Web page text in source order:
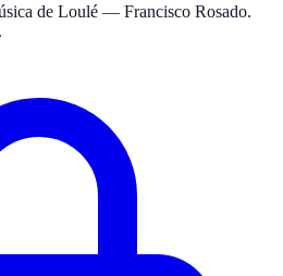
de Loulé — Francisco Rosado.